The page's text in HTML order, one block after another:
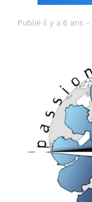
Publié il y a 6 ans -